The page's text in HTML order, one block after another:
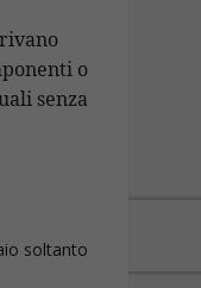
o
senza
soltanto